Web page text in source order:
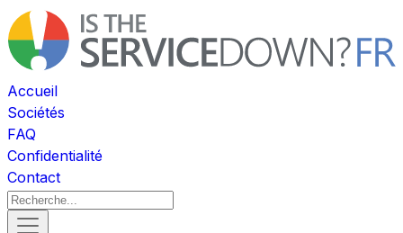
Accueil
Sociétés
FAQ
Confidentialité
Contact